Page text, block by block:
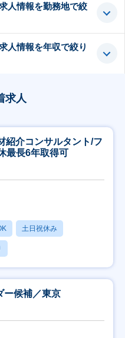
人情報を勤務地で絞
人情報を年収で絞り
求人
紹介コンサルタント/フ
最長6年取得可
土日祝休み
ー候補／東京